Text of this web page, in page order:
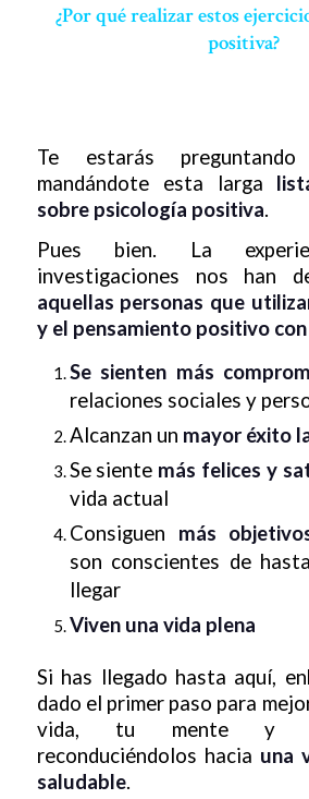
¿Por qué realizar estos
positiva?
Te estarás
mandándote esta larga
sobre psicología positiva.
Pues bien. La
investigaciones nos han
aquellas personas que
y el pensamiento positivo
Se sienten más
relaciones sociales y
Alcanzan un mayor éxito
Se siente más felices y
vida actual
Consiguen más
son conscientes de
llegar
Viven una vida plena
Si has llegado hasta aquí,
dado el primer paso para
vida, tu mente y
reconduciéndolos hacia una
saludable.